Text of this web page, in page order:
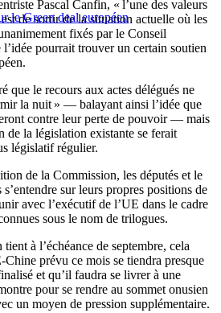
le Green deal européen
Pascal Canfin, « l’une des valeurs
de sortir de la situation actuelle où les
fixés par le Conseil
pourrait trouver un certain soutien
que le recours aux actes délégués ne
la nuit » — balayant ainsi l’idée que
contre leur perte de pouvoir — mais
de la législation existante se ferait
législatif régulier.
de la Commission, les députés et le
sur leurs propres positions de
avec l’exécutif de l’UE dans le cadre
sous le nom de trilogues.
à l’échéance de septembre, cela
prévu ce mois se tiendra presque
et qu’il faudra se livrer à une
pour se rendre au sommet onusien
un moyen de pression supplémentaire.